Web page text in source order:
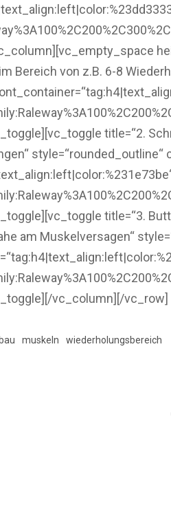
Bereich von z.B. 6-8
title=“2.
style=“rounded_outline“
title=“3.
am Muskelversagen“
vc_column][/vc_row]
muskeln wiederholungsbereich